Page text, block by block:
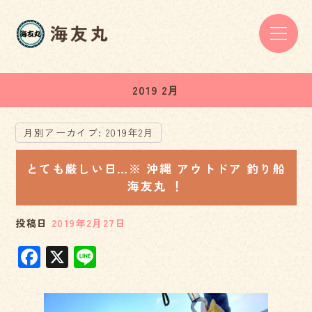
2019 2月
月別アーカイブ: 2019年2月
とても厳しい日…※ 沖縄 アウトドア 釣り船
海友丸 ！
投稿日 2019年2月27日
F
c
X
e